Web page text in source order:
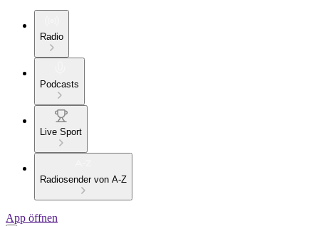
Radio
Podcasts
Live Sport
Radiosender von A-Z
App öffnen